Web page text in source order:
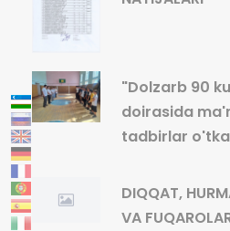
"Dolzarb 90
doirasida
tadbirlar
DIQQAT,
VA